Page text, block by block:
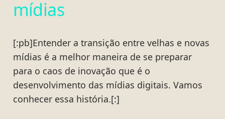
mídias
[:pb]Entender a transição entre velhas e novas
mídias é a melhor maneira de se preparar
para o caos de inovação que é o
desenvolvimento das mídias digitais. Vamos
conhecer essa história.[:]